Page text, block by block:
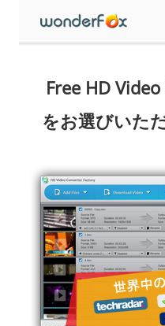
Free HD
をお選びいた